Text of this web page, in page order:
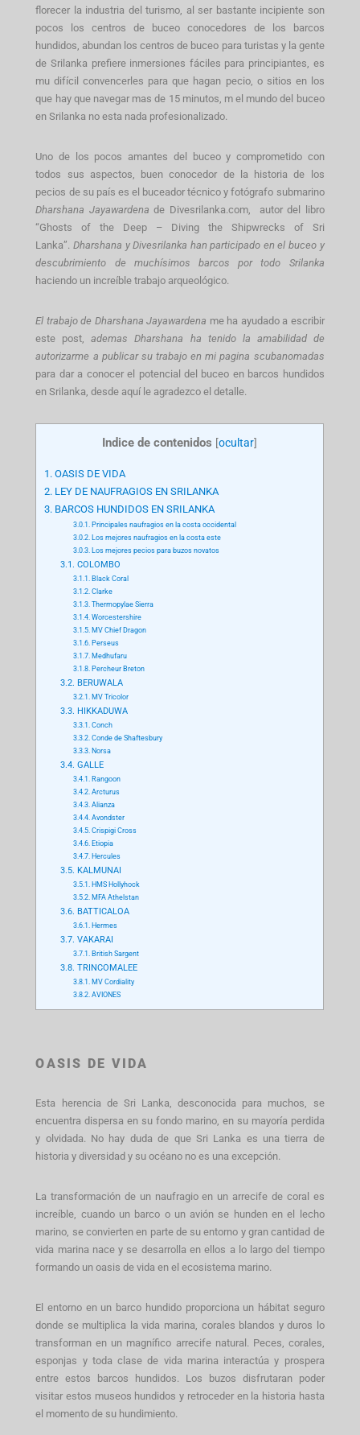
florecer la industria del turismo, al ser bastante incipiente son
pocos los centros de buceo conocedores de los barcos
hundidos, abundan los centros de buceo para turistas y la gente
de Srilanka prefiere inmersiones fáciles para principiantes, es
mu difícil convencerles para que hagan pecio, o sitios en los
que hay que navegar mas de 15 minutos, m el mundo del buceo
en Srilanka no esta nada profesionalizado.
Uno de los pocos amantes del buceo y comprometido con
todos sus aspectos, buen conocedor de la historia de los
pecios de su país es el buceador técnico y fotógrafo submarino
Dharshana Jayawardena de Divesrilanka.com, autor del libro
“Ghosts of the Deep – Diving the Shipwrecks of Sri
Lanka”.Dharshana y Divesrilanka han participado en el buceo y
descubrimiento de muchísimos barcos por todo Srilanka
haciendo un increíble trabajo arqueológico.
El trabajo de Dharshana Jayawardena me ha ayudado a escribir
este post,ademas Dharshana ha tenido la amabilidad de
autorizarme a publicar su trabajo en mi pagina scubanomadas
para dar a conocer el potencial del buceo en barcos hundidos
en Srilanka, desde aquí le agradezco el detalle.
Indice de contenidos [ocultar]
1. OASIS DE VIDA
2. LEY DE NAUFRAGIOS EN SRILANKA
3. BARCOS HUNDIDOS EN SRILANKA
3.0.1.Principales naufragios en la costa occidental
3.0.2.Los mejores naufragios en la costa este
3.0.3.Los mejores pecios para buzos novatos
3.1. COLOMBO
3.1.1.Black Coral
3.1.2.Clarke
3.1.3.Thermopylae Sierra
3.1.4.Worcestershire
3.1.5.MV Chief Dragon
3.1.6.Perseus
3.1.7.Medhufaru
3.1.8.Percheur Breton
3.2. BERUWALA
3.2.1.MV Tricolor
3.3. HIKKADUWA
3.3.1.Conch
3.3.2.Conde de Shaftesbury
3.3.3.Norsa
3.4. GALLE
3.4.1.Rangoon
3.4.2.Arcturus
3.4.3.Alianza
3.4.4.Avondster
3.4.5.Crispigi Cross
3.4.6.Etiopia
3.4.7.Hercules
3.5. KALMUNAI
3.5.1.HMS Hollyhock
3.5.2.MFA Athelstan
3.6. BATTICALOA
3.6.1.Hermes
3.7. VAKARAI
3.7.1.British Sargent
3.8. TRINCOMALEE
3.8.1.MV Cordiality
3.8.2.AVIONES
OASIS DE VIDA
Esta herencia de Sri Lanka, desconocida para muchos, se
encuentra dispersa en su fondo marino, en su mayoría perdida
y olvidada. No hay duda de que Sri Lanka es una tierra de
historia y diversidad y su océano no es una excepción.
La transformación de un naufragio en un arrecife de coral es
increíble, cuando un barco o un avión se hunden en el lecho
marino, se convierten en parte de su entorno y gran cantidad de
vida marina nace y se desarrolla en ellos a lo largo del tiempo
formando un oasis de vida en el ecosistema marino.
El entorno en un barco hundido proporciona un hábitat seguro
donde se multiplica la vida marina, corales blandos y duros lo
transforman en un magnífico arrecife natural. Peces, corales,
esponjas y toda clase de vida marina interactúa y prospera
entre estos barcos hundidos. Los buzos disfrutaran poder
visitar estos museos hundidos y retroceder en la historia hasta
el momento de su hundimiento.